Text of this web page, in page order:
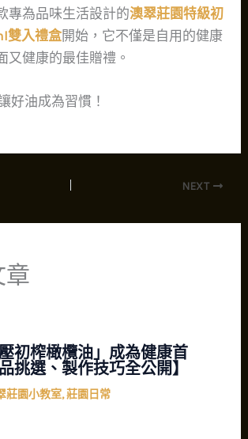
專為品味生活設計的澳翠莊園特級初
雙入禮盒開始，它不僅是自用的健康
又健康的最佳贈禮。
好油成為習慣！
NEXT
章
初榨橄欖油」成為健康首
挑選、製作技巧全公開】
莊園小教室,莊園日常